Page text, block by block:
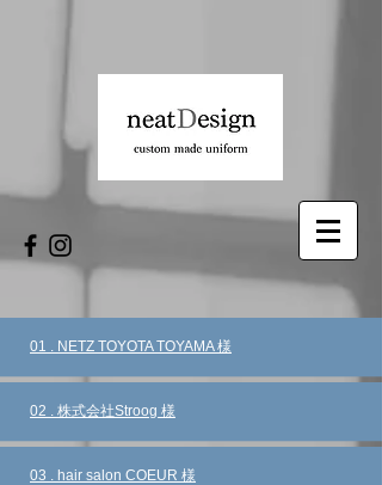
​01 . NETZ TOYOTA TOYAMA 様
​02 . 株式会社Stroog 様
​03 . hair salon COEUR 様